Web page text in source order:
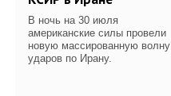
В ночь на 30 июля
американские силы провели
новую массированную волну
ударов по Ирану.